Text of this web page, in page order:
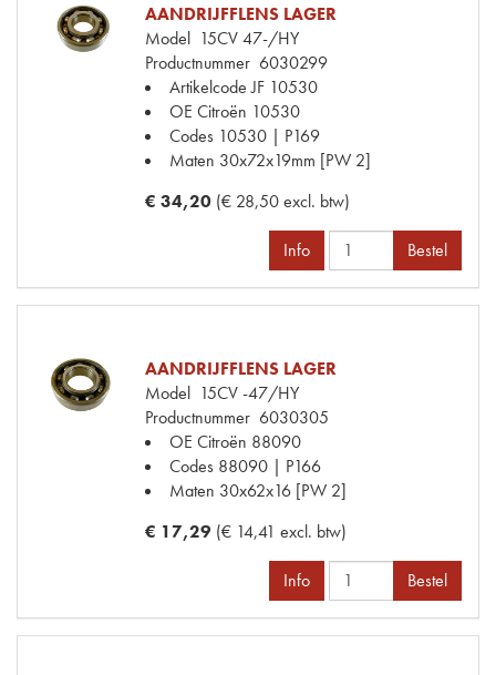
AANDRIJFFLENS LAGER
Model 15CV 47-/HY
Productnummer 6030299
Artikelcode JF 10530
OE Citroën 10530
Codes 10530 | P169
Maten 30x72x19mm [PW 2]
€ 34,20 (€ 28,50 excl. btw)
Info Bestel
AANDRIJFFLENS LAGER
Model 15CV -47/HY
Productnummer 6030305
OE Citroën 88090
Codes 88090 | P166
Maten 30x62x16 [PW 2]
€ 17,29 (€ 14,41 excl. btw)
Info Bestel